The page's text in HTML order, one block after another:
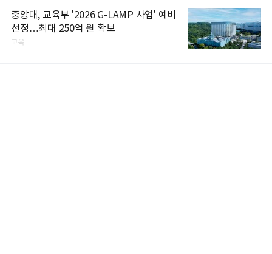
중앙대, 교육부 '2026 G-LAMP 사업' 예비
선정…최대 250억 원 확보
교육